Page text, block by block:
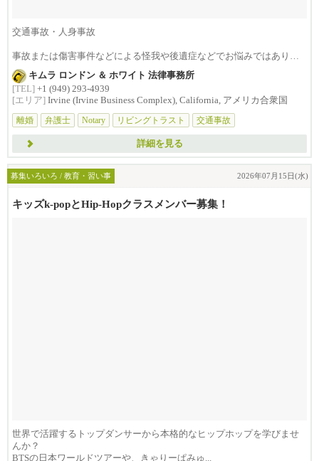
交通事故・人身事故
事故または傷害事件などによる怪我や後遺症などでお悩みではありま
せんか？損害賠償は治療費...
キムラ ロンドン ＆ ホワイト 法律事務所
[TEL] +1 (949) 293-4939
[エリア] Irvine (Irvine Business Complex), California, アメリカ合衆国
離婚
弁護士 Notary リビングトラスト 交通事故
詳細を見る
募集いろいろ / 教育・習い事 2026年07月15日(水)
キッズk-popとHip-Hopクラスメンバー募集！
世界で活躍するトップダンサーから本格的なヒップホップを学びませ
んか？
BTSの日本ワールドツアーや、きゃりーぱみゅ...